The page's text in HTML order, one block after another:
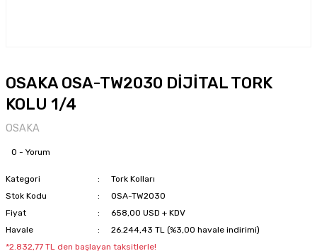
OSAKA OSA-TW2030 DİJİTAL TORK
KOLU 1/4
OSAKA
0 - Yorum
Kategori
Tork Kolları
Stok Kodu
OSA-TW2030
Fiyat
658,00 USD + KDV
Havale
26.244,43 TL (%3,00 havale indirimi)
*2.832,77 TL den başlayan taksitlerle!